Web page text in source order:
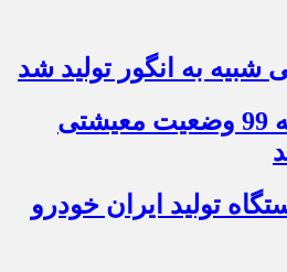
به انگور تولید شد
تصویب لایحه بودجه 99 وضعیت معیشتی
هزار دستگاه تولید ایران خودرو